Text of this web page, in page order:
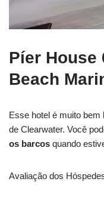
Píer House
Beach
Esse hotel é muito bem
de Clearwater. Você
os barcos quando
Avaliação dos